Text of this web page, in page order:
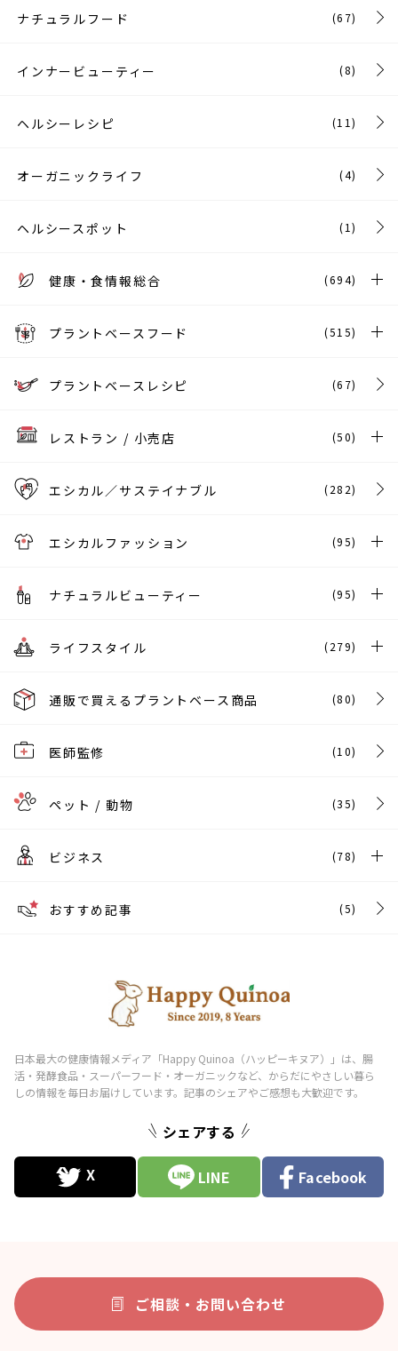
ナチュラルフード (67)
インナービューティー (8)
ヘルシーレシピ (11)
オーガニックライフ (4)
ヘルシースポット (1)
健康・食情報総合 (694)
プラントベースフード (515)
プラントベースレシピ (67)
レストラン / 小売店 (50)
エシカル／サステイナブル (282)
エシカルファッション (95)
ナチュラルビューティー (95)
ライフスタイル (279)
通販で買えるプラントベース商品 (80)
医師監修 (10)
ペット / 動物 (35)
ビジネス (78)
おすすめ記事 (5)
シェアする
LINE Facebook
ご相談・お問い合わせ